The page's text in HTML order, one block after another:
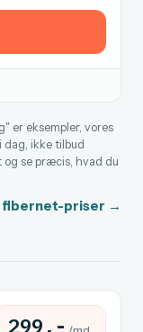
er eksempler, vores
ikke tilbud
og se præcis, hvad du
fibernet-priser →
299,-